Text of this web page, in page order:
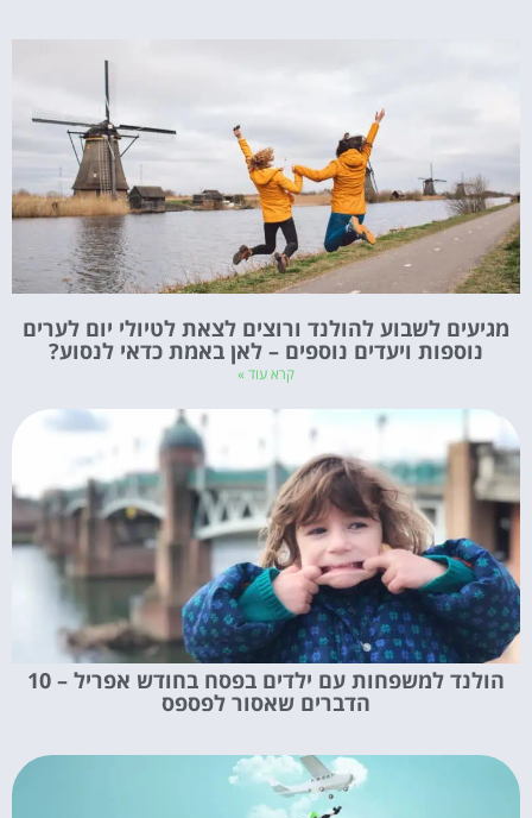
מגיעים לשבוע להולנד ורוצים לצאת לטיולי יום לערים
נוספות ויעדים נוספים – לאן באמת כדאי לנסוע?
קרא עוד »
הולנד למשפחות עם ילדים בפסח בחודש אפריל – 10
הדברים שאסור לפספס